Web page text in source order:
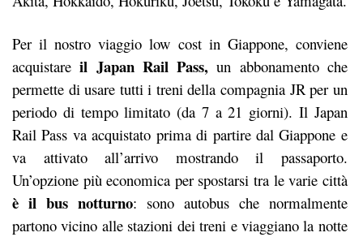
Per il nostro viaggio low cost in Giappone, conviene
acquistareil Japan Rail Pass, un abbonamento che
permette di usare tutti i treni della compagnia JR per un
periodo di tempo limitato (da 7 a 21 giorni). Il Japan
Rail Pass va acquistato prima di partire dal Giappone e
va attivato all’arrivo mostrando il passaporto.
Un’opzione più economica per spostarsi tra le varie città
è il bus notturno: sono autobus che normalmente
partono vicino alle stazioni dei treni e viaggiano la notte